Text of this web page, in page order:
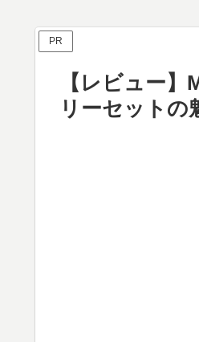
PR
【レビュー
リーセットの